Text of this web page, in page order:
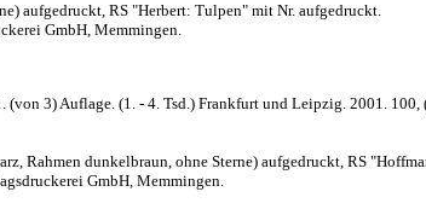
aufgedruckt, RS "Herbert: Tulpen" mit Nr. aufgedruckt.
GmbH, Memmingen.
3) Auflage. (1. - 4. Tsd.) Frankfurt und Leipzig. 2001. 100,
Rahmen dunkelbraun, ohne Sterne) aufgedruckt, RS
GmbH, Memmingen.